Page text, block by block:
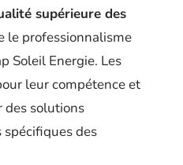
supérieure des
le professionnalisme
Soleil Energie. Les
leur compétence et
des solutions
spécifiques des